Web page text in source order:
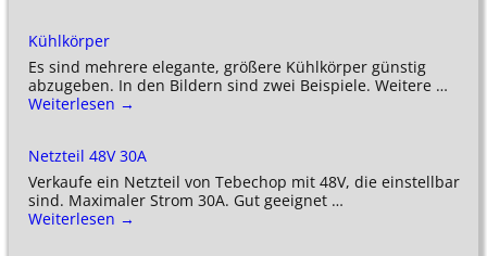
Kühlkörper
Es sind mehrere elegante, größere Kühlkörper günstig
abzugeben. In den Bildern sind zwei Beispiele. Weitere …
Weiterlesen →
Netzteil 48V 30A
Verkaufe ein Netzteil von Tebechop mit 48V, die einstellbar
sind. Maximaler Strom 30A. Gut geeignet …
Weiterlesen →